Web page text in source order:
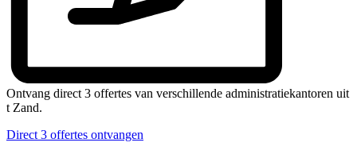
Ontvang direct 3 offertes van verschillende administratiekantoren uit
t Zand.
Direct 3 offertes ontvangen